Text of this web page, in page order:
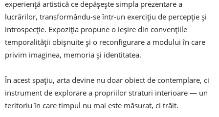
experiență artistică ce depășește simpla prezentare a
lucrărilor, transformându-se într-un exercițiu de percepție și
introspecție. Expoziția propune o ieșire din convențiile
temporalității obișnuite și o reconfigurare a modului în care
privim imaginea, memoria și identitatea.
În acest spațiu, arta devine nu doar obiect de contemplare, ci
instrument de explorare a propriilor straturi interioare — un
teritoriu în care timpul nu mai este măsurat, ci trăit.